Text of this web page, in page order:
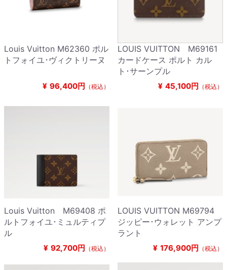
Louis Vuitton M62360 ポル
トフォイユ･ヴィクトリーヌ
¥ 96,400円 （税込）
LOUIS VUITTON M69161
カードケース ポルト カル
ト･サーンプル
¥ 45,100円 （税込）
Louis Vuitton M69408 ポ
ルトフォイユ･ミュルティプ
ル
¥ 92,700円 （税込）
LOUIS VUITTON M69794
ジッピー･ウォレット アンプ
ラント
¥ 176,900円 （税込）